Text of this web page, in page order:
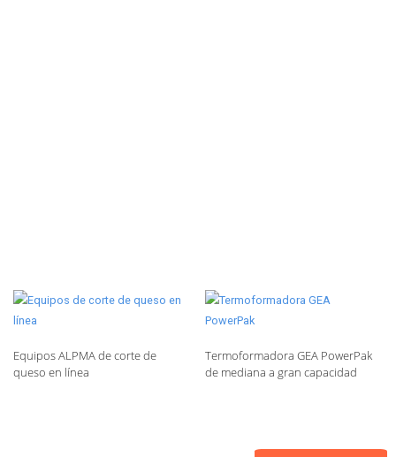
Equipos ALPMA de corte de
queso en línea
Termoformadora GEA PowerPak
de mediana a gran capacidad